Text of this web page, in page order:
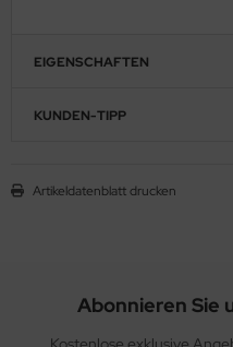
EIGENSCHAFTEN
KUNDEN-TIPP
Artikeldatenblatt drucken
Abonnieren Sie